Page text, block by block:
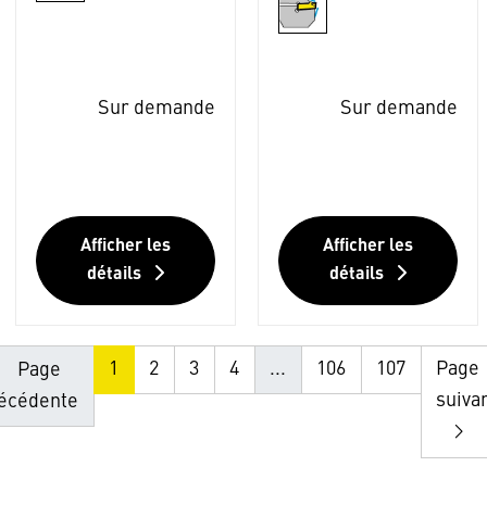
Sur demande
Afficher les
détails
Sur demande
Afficher les
détails
Page
1 2 3 4 ... 106 107
Page